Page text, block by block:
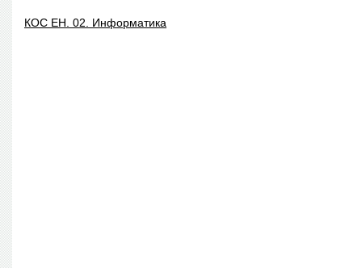
КОС ЕН. 02. Информатика